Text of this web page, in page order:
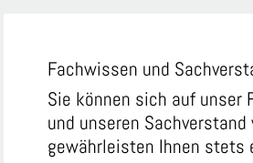
Fachwissen und
Sie können sich auf unser
und unseren
gewährleisten Ihnen stets